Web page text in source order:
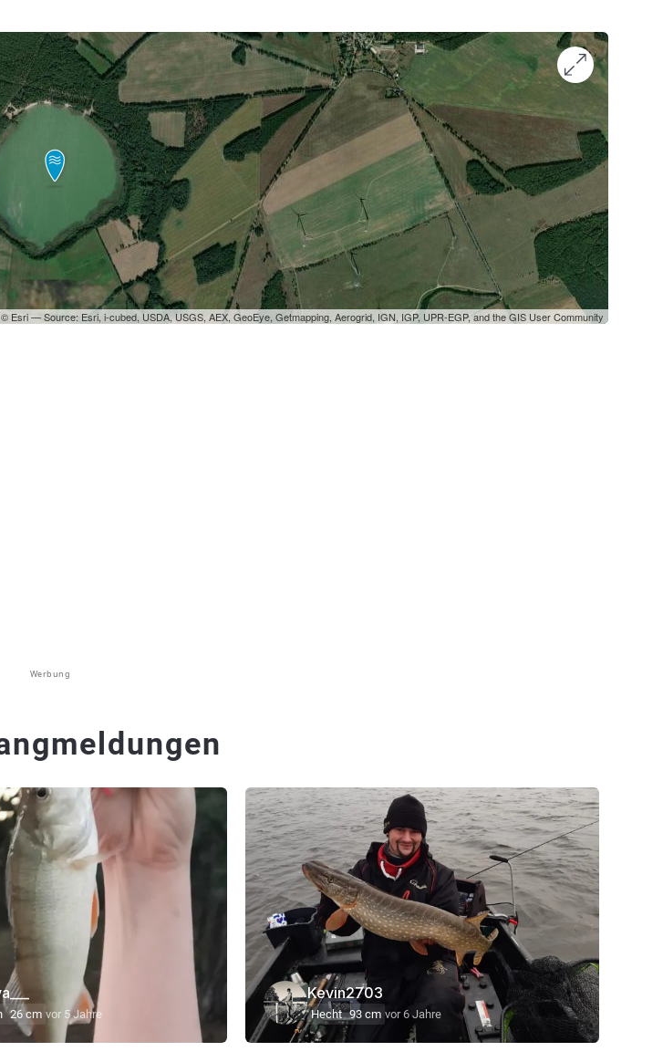
Esri — Source: Esri, i-cubed, USDA, USGS, AEX, GeoEye, Getmapping, Aerogrid, IGN, IGP, UPR-EGP, and the GIS User Community
Werbung
26 cm vor 5 Jahre
Kevin2703
Hecht 93 cm vor 6 Jahre